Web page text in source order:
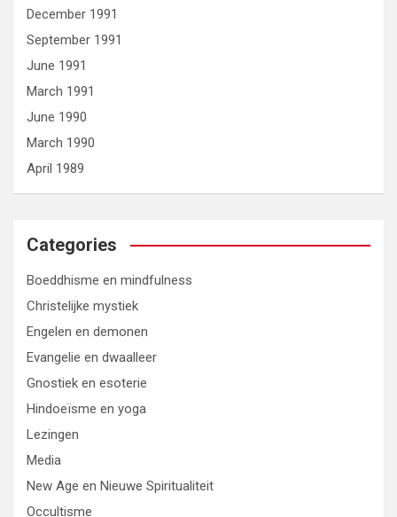
December 1991
September 1991
June 1991
March 1991
June 1990
March 1990
April 1989
Categories
Boeddhisme en mindfulness
Christelijke mystiek
Engelen en demonen
Evangelie en dwaalleer
Gnostiek en esoterie
Hindoeïsme en yoga
Lezingen
Media
New Age en Nieuwe Spiritualiteit
Occultisme